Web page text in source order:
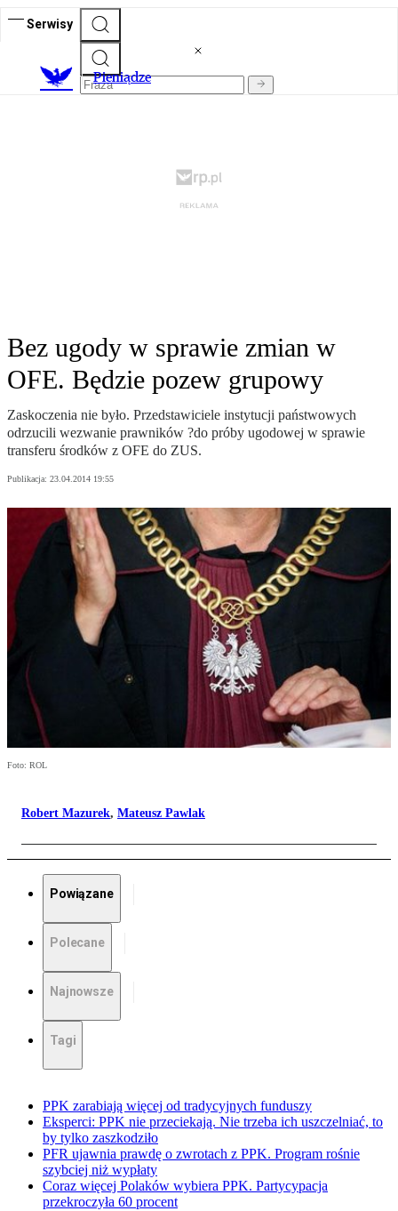
Serwisy
Pieniądze
Bez ugody w sprawie zmian w
OFE. Będzie pozew grupowy
Zaskoczenia nie było. Przedstawiciele instytucji państwowych
odrzucili wezwanie prawników ?do próby ugodowej w sprawie
transferu środków z OFE do ZUS.
Publikacja: 23.04.2014 19:55
Foto: ROL
Robert Mazurek, Mateusz Pawlak
Powiązane
Polecane
Najnowsze
Tagi
PPK zarabiają więcej od tradycyjnych funduszy
Eksperci: PPK nie przeciekają. Nie trzeba ich uszczelniać, to
by tylko zaszkodziło
PFR ujawnia prawdę o zwrotach z PPK. Program rośnie
szybciej niż wypłaty
Coraz więcej Polaków wybiera PPK. Partycypacja
przekroczyła 60 procent